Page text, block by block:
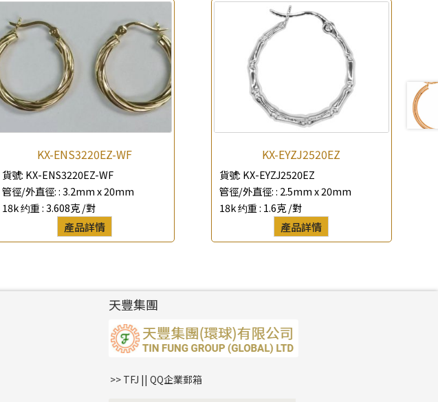
KX-ENS3220EZ-WF
貨號: KX-ENS3220EZ-WF
管徑/外直徑: : 3.2mm x 20mm
18k 约重 :3.608克 /對
產品詳情
KX-EYZJ2520EZ
貨號: KX-EYZJ2520EZ
管徑/外直徑: : 2.5mm x 20mm
18k 约重 : 1.6克 /對
產品詳情
天豐集團
>> TFJ || QQ企業郵箱